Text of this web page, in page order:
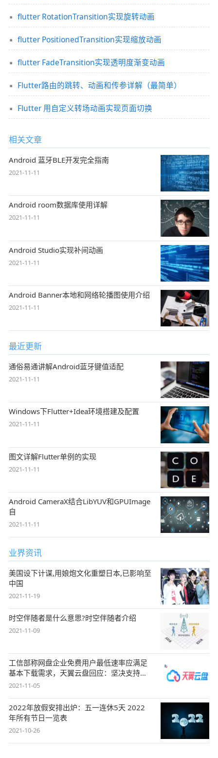
flutter RotationTransition实现旋转动画
flutter PositionedTransition实现缩放动画
flutter FadeTransition实现透明度渐变动画
Flutter路由的跳转、动画和传参详解（最简单）
Flutter 用自定义转场动画实现页面切换
相关文章
Android 蓝牙BLE开发完全指南
2021-11-11
Android room数据库使用详解
2021-11-11
Android Studio实现补间动画
2021-11-11
Android Banner本地和网络轮播图使用介绍
2021-11-11
最近更新
通俗易通讲解Android蓝牙键值适配
2021-11-11
Windows下Flutter+Idea环境搭建及配置
2021-11-11
图文详解Flutter单例的实现
2021-11-11
Android CameraX结合LibYUV和GPUImage
自
2021-11-11
业界资讯
美国设下计谋,用娘炮文化重塑日本,已影响至
中国
2021-11-19
时空伴随者是什么意思?时空伴随者介绍
2021-11-09
工信部称网盘企业免费用户最低速率应满足
基本下载需求，天翼云盘回应：坚决支持，
始终
2021-11-05
2022年放假安排出炉：五一连休5天 2022
年所有节日一览表
2021-10-26